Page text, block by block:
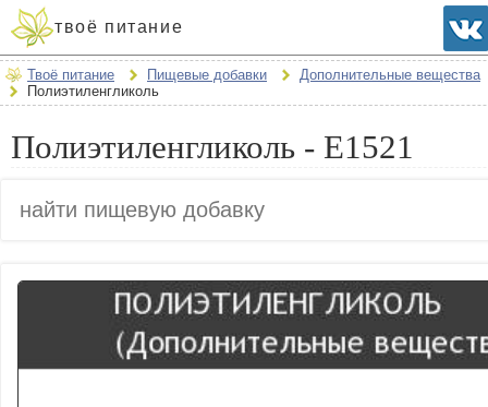
твоё питание
Твоё питание Пищевые добавки
Дополнительные вещества
Полиэтиленгликоль
Полиэтиленгликоль - E1521